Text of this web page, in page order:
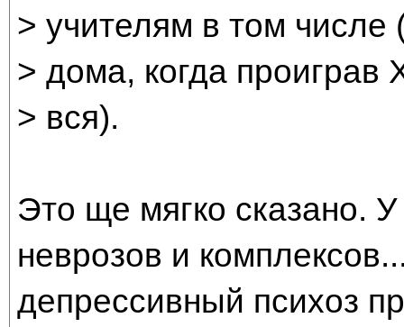
> учителям в том числе
> дома, когда проиграв
> вся).
Это ще мягко сказано.
неврозов и
депрессивный психоз